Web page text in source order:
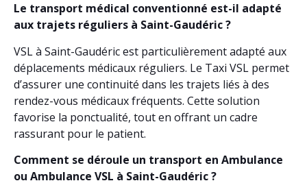
Le transport médical conventionné est-il adapté
aux trajets réguliers à Saint-Gaudéric ?
VSL à Saint-Gaudéric est particulièrement adapté aux
déplacements médicaux réguliers. Le Taxi VSL permet
d’assurer une continuité dans les trajets liés à des
rendez-vous médicaux fréquents. Cette solution
favorise la ponctualité, tout en offrant un cadre
rassurant pour le patient.
Comment se déroule un transport en Ambulance
ou Ambulance VSL à Saint-Gaudéric ?